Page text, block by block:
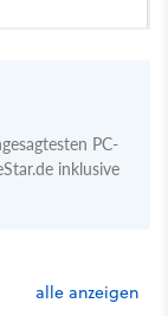
PC-
inklusive
alle anzeigen